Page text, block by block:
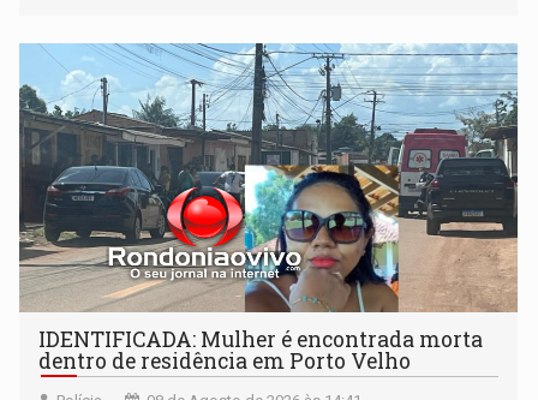
territoriais e sociais
IDENTIFICADA: Mulher é encontrada morta
dentro de residência em Porto Velho